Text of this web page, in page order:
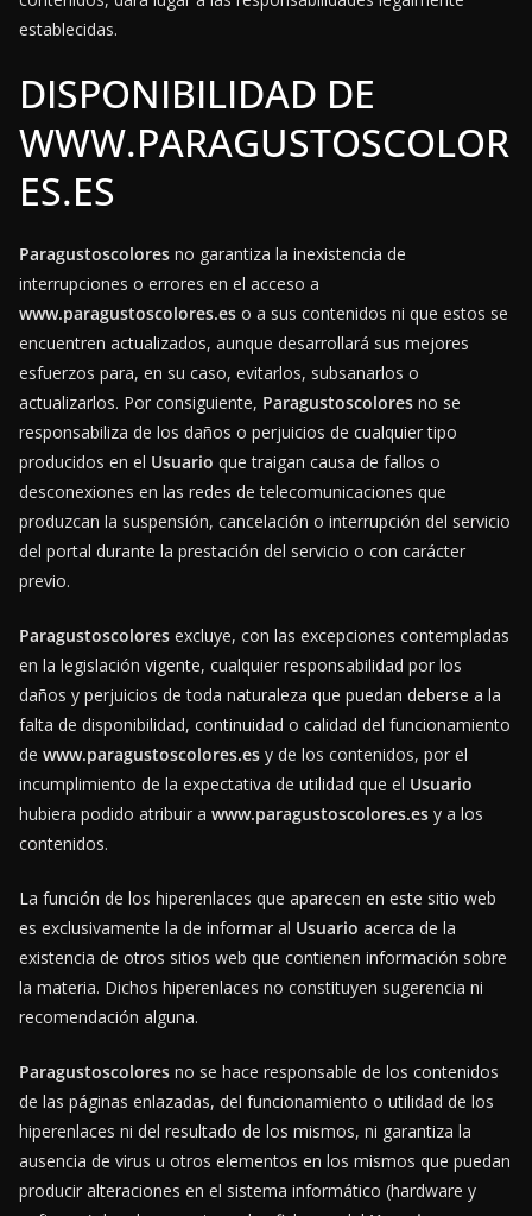
establecidas.
DISPONIBILIDAD DE
WWW.PARAGUSTOSCOLOR
ES.ES
Paragustoscolores no garantiza la inexistencia de
interrupciones o errores en el acceso a
www.paragustoscolores.es o a sus contenidos ni que estos se
encuentren actualizados, aunque desarrollará sus mejores
esfuerzos para, en su caso, evitarlos, subsanarlos o
actualizarlos. Por consiguiente, Paragustoscolores no se
responsabiliza de los daños o perjuicios de cualquier tipo
producidos en el Usuario que traigan causa de fallos o
desconexiones en las redes de telecomunicaciones que
produzcan la suspensión, cancelación o interrupción del servicio
del portal durante la prestación del servicio o con carácter
previo.
Paragustoscolores excluye, con las excepciones contempladas
en la legislación vigente, cualquier responsabilidad por los
daños y perjuicios de toda naturaleza que puedan deberse a la
falta de disponibilidad, continuidad o calidad del funcionamiento
de www.paragustoscolores.es y de los contenidos, por el
incumplimiento de la expectativa de utilidad que el Usuario
hubiera podido atribuir a www.paragustoscolores.es y a los
contenidos.
La función de los hiperenlaces que aparecen en este sitio web
es exclusivamente la de informar al Usuario acerca de la
existencia de otros sitios web que contienen información sobre
la materia. Dichos hiperenlaces no constituyen sugerencia ni
recomendación alguna.
Paragustoscolores no se hace responsable de los contenidos
de las páginas enlazadas, del funcionamiento o utilidad de los
hiperenlaces ni del resultado de los mismos, ni garantiza la
ausencia de virus u otros elementos en los mismos que puedan
producir alteraciones en el sistema informático (hardware y